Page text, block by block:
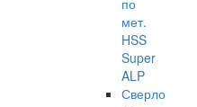
по
мет.
HSS
Super
ALP
Сверло